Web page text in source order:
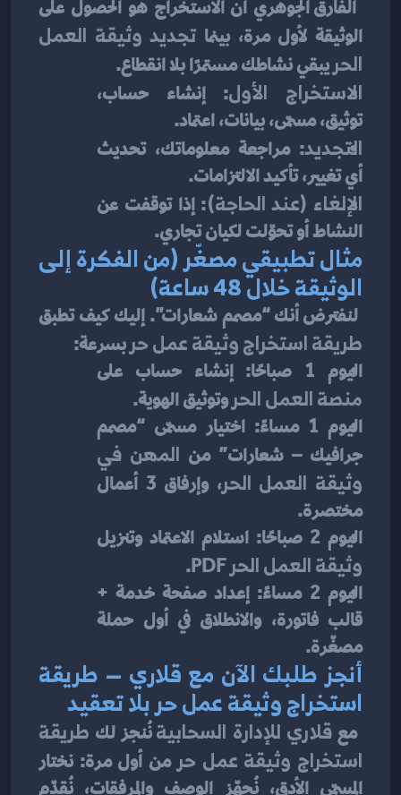
الوثيقة لأول مرة، بينما
الحر يبقي نشاطك مستمرًا بلا انقطاع.
الاستخراج الأول
توثيق، مسمّى، بيانات، اعتماد.
التجديد
أي تغيير، تأكيد الالتزامات.
الإلغاء (عند الحاجة)
النشاط أو تحوّلت لكيان تجاري.
الوثيقة خلال 48 ساعة)
طريقة استخراج وثيقة عمل حر بسرعة:
اليوم 1 صباحًا: إنشاء حساب على
منصة العمل الحر وتوثيق الهوية.
جرافيك – شعارات” من
وثيقة العمل الحر
مختصرة.
اليوم 2 صباحًا: استلام الاعتماد وتنزيل
وثيقة العمل الحر PDF.
قالب فاتورة، والانطلاق في أول حملة
مصغّرة.
استخراج وثيقة عمل حر بلا تعقيد
مع قلاري للإدارة السحابية نُنجز لك
استخراج وثيقة عمل حر
من أول مرة: نختار